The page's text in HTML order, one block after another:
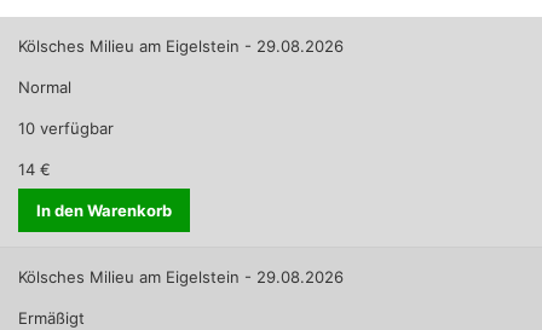
Kölsches Milieu am Eigelstein - 29.08.2026
Normal
10 verfügbar
14 €
In den Warenkorb
Kölsches Milieu am Eigelstein - 29.08.2026
Ermäßigt